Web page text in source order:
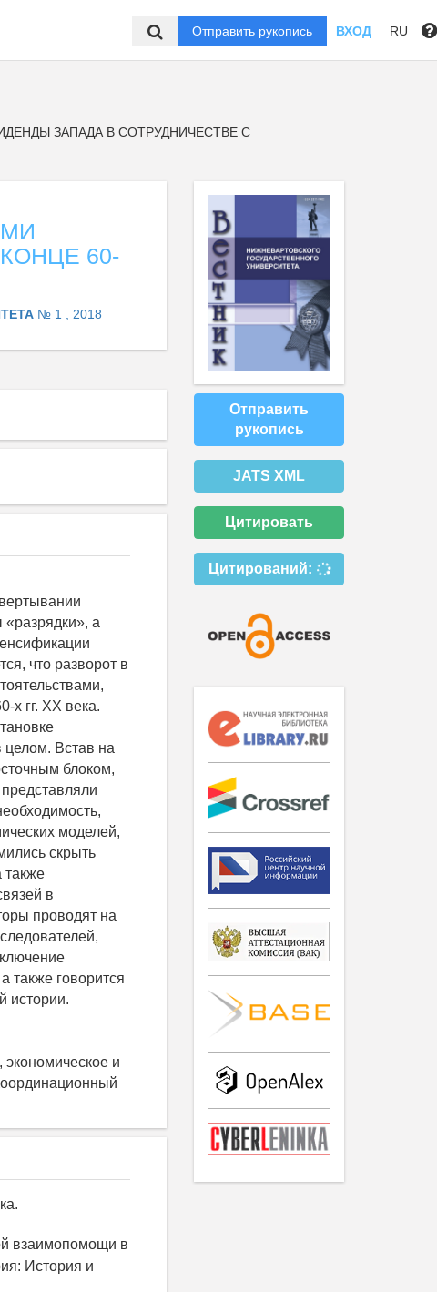
Отправить рукопись ВХОД RU
ЗАПАДА В СОТРУДНИЧЕСТВЕ С
60-
№ 1 , 2018
«разрядки», а
что разворот в
х гг. ХХ века.
целом. Встав на
блоком,
моделей,
скрыть
также
в
проводят на
также говорится
истории.
экономическое и
взаимопомощи в
История и
Отправить
рукопись
JATS XML
Цитировать
Цитирований: